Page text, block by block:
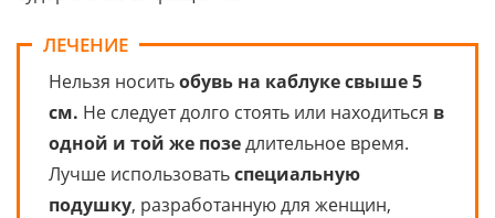
ЛЕЧЕНИЕ
Нельзя носитьобувь на каблуке свыше 5
см. Не следует долго стоять или находиться в
одной и той же позедлительное время.
Лучше использоватьспециальную
подушку, разработанную для женщин,